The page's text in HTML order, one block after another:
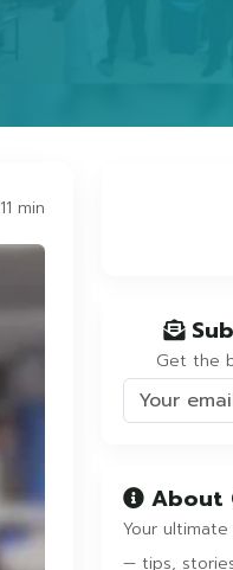
min
Get the
About
Your
— tips,